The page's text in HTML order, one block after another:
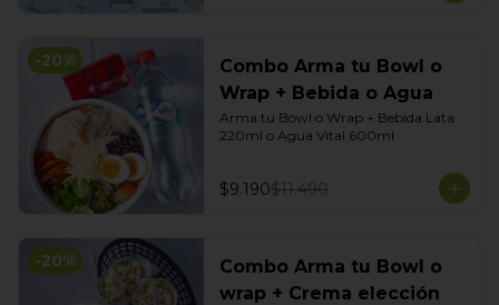
-20%
Combo Arma tu Bowl o
Wrap + Bebida o Agua
Arma tu Bowl o Wrap + Bebida Lata
220ml o Agua Vital 600ml
$9.190$11.490
-20%
Combo Arma tu Bowl o
wrap + Crema elección